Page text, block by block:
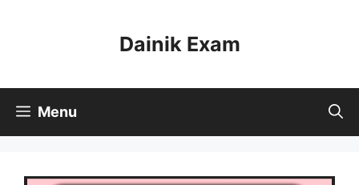
Dainik Exam
Menu